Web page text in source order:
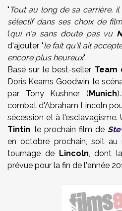
" Tout au long de sa carrière,
sélectif dans ses choix de
(qui n'a sans doute pas vu
d'ajouter "le fait qu'il ait
encore plus heureux".
Basé sur le best-seller, Team
Doris Kearns Goodwin, le
par Tony Kushner (Munich
combat d'Abraham Lincoln
sécession et à l'esclavagisme.
Tintin, le prochain film de
en octobre prochain, soit
tournage deLincoln, dont
prévue pour la fin de l'année